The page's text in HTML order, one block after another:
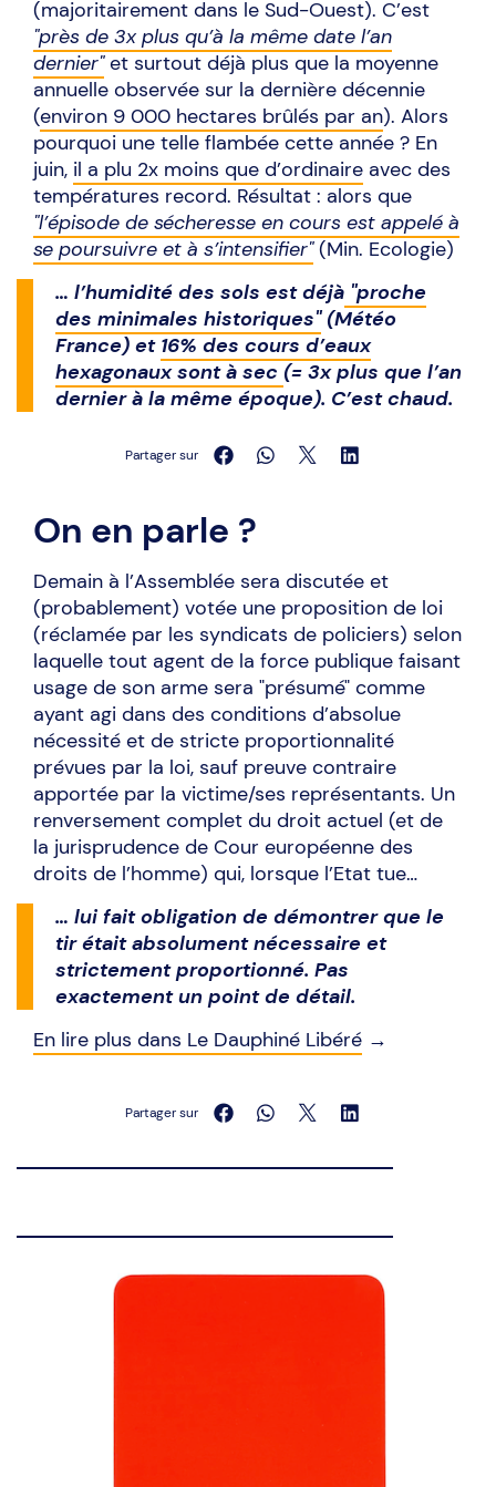
(majoritairement dans le Sud-Ouest). C’est
"près de 3x plus qu’à la même date l’an
dernier" et surtout déjà plus que la moyenne
annuelle observée sur la dernière décennie
(environ 9 000 hectares brûlés par an). Alors
pourquoi une telle flambée cette année ? En
juin, il a plu 2x moins que d’ordinaire avec des
températures record. Résultat : alors que
"l’épisode de sécheresse en cours est appelé à
se poursuivre et à s’intensifier" (Min. Ecologie)
… l’humidité des sols est déjà "proche
des minimales historiques"(Météo
France) et 16% des cours d’eaux
hexagonaux sont à sec (= 3x plus que l’an
dernier à la même époque). C’est chaud.
Partager sur
On en parle ?
Demain à l’Assemblée sera discutée et
(probablement) votée une proposition de loi
(réclamée par les syndicats de policiers) selon
laquelle tout agent de la force publique faisant
usage de son arme sera "présumé" comme
ayant agi dans des conditions d’absolue
nécessité et de stricte proportionnalité
prévues par la loi, sauf preuve contraire
apportée par la victime/ses représentants. Un
renversement complet du droit actuel (et de
la jurisprudence de Cour européenne des
droits de l’homme) qui, lorsque l’Etat tue…
… lui fait obligation de démontrer que le
tir était absolument nécessaire et
strictement proportionné. Pas
exactement un point de détail.
En lire plus dans Le Dauphiné Libéré →
Partager sur